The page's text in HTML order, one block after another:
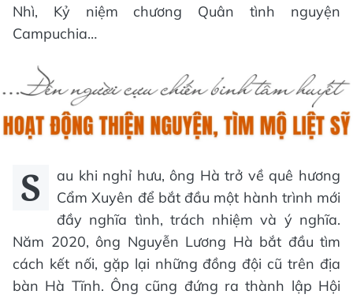
Nhì, Kỷ niệm chương Quân tình nguyện
Campuchia…
S
au khi nghỉ hưu, ông Hà trở về quê hương
Cẩm Xuyên để bắt đầu một hành trình mới
đầy nghĩa tình, trách nhiệm và ý nghĩa.
Năm 2020, ông Nguyễn Lương Hà bắt đầu tìm
cách kết nối, gặp lại những đồng đội cũ trên địa
bàn Hà Tĩnh. Ông cũng đứng ra thành lập Hội